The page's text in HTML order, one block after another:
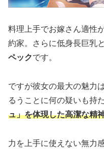
料理上手でお嫁さん適性
約家。さらに低身長巨乳と
ペックです。
ですが彼女の最大の魅力
るうことに何の疑いも持
ュ」を体現した高潔な精
力を上手に使えない無力